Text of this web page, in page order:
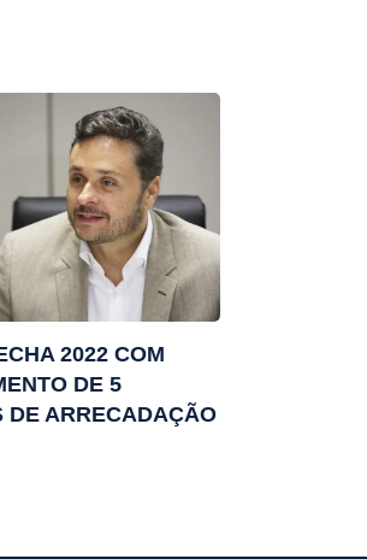
2022 COM
DE 5
DE ARRECADAÇÃO